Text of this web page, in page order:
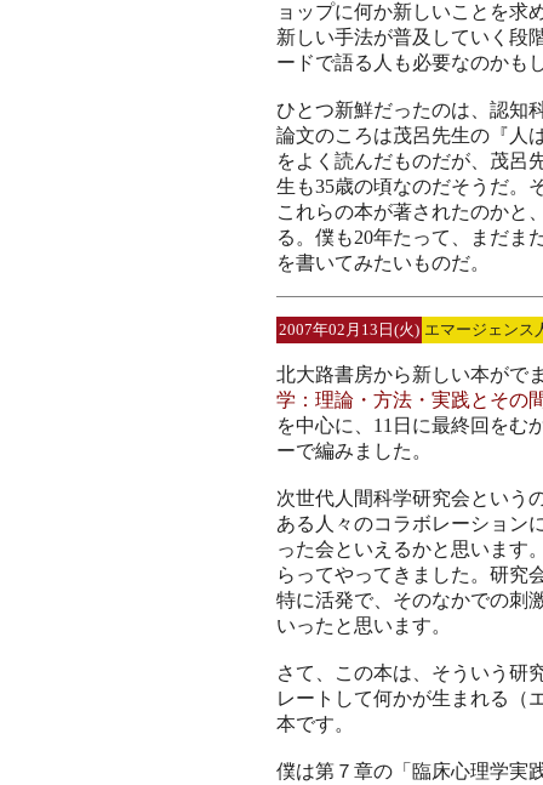
ョップに何か新しいことを求
新しい手法が普及していく段
ードで語る人も必要なのかも
ひとつ新鮮だったのは、認知
論文のころは茂呂先生の『人
をよく読んだものだが、茂呂
生も35歳の頃なのだそうだ。
これらの本が著されたのかと
る。僕も20年たって、まだま
を書いてみたいものだ。
2007年02月13日(火) エマージェンス
北大路書房から新しい本がで
学：理論・方法・実践とその
を中心に、11日に最終回をむ
ーで編みました。
次世代人間科学研究会という
ある人々のコラボレーション
った会といえるかと思います
らってやってきました。研究
特に活発で、そのなかでの刺
いったと思います。
さて、この本は、そういう研
レートして何かが生まれる（
本です。
僕は第７章の「臨床心理学実